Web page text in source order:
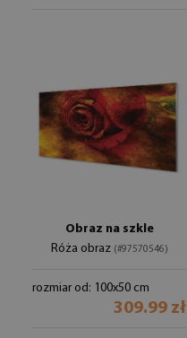
Obraz na szkle
Róża obraz (#97570546)
rozmiar od: 100x50 cm
309.99 zł